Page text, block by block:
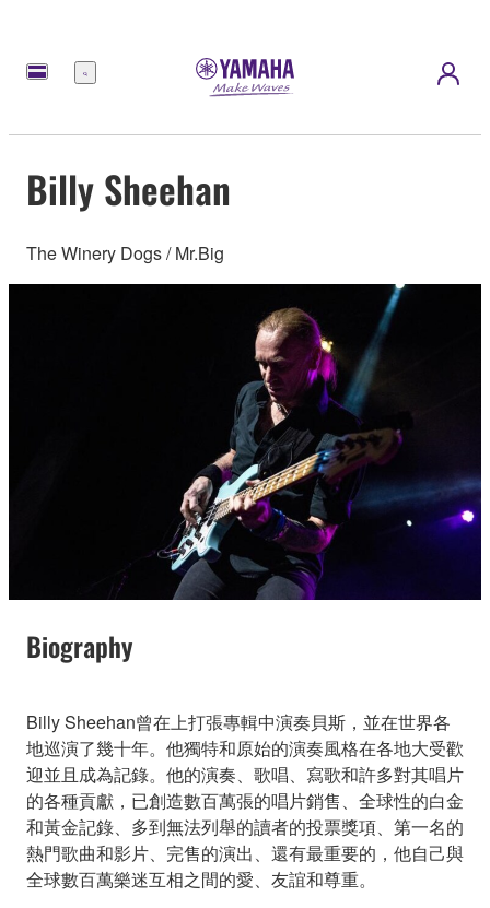
選
Billy Sheehan
The Winery Dogs / Mr.Big
Biography
Billy Sheehan曾在上打張專輯中演奏貝斯，並在世界各
地巡演了幾十年。他獨特和原始的演奏風格在各地大受歡
迎並且成為記錄。他的演奏、歌唱、寫歌和許多對其唱片
的各種貢獻，已創造數百萬張的唱片銷售、全球性的白金
和黃金記錄、多到無法列舉的讀者的投票獎項、第一名的
熱門歌曲和影片、完售的演出、還有最重要的，他自己與
全球數百萬樂迷互相之間的愛、友誼和尊重。